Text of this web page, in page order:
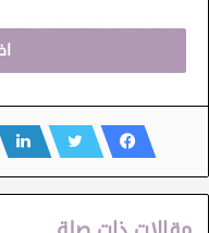
وانطلقت فعاليات
والفنون والحرف
من المعارض والورشات
وبهذه المناسبة، أدى
الأثري والاثنوغرافي
وزار ورشات حية لحرف